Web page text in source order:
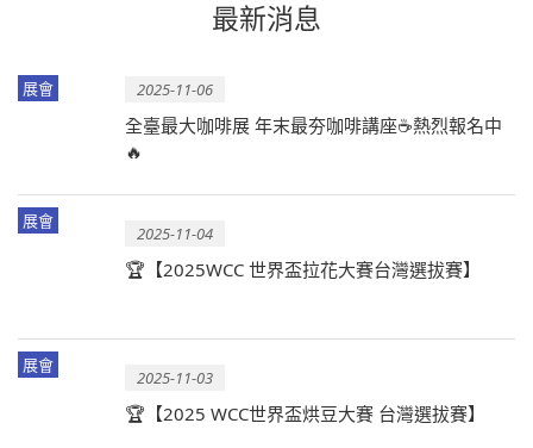
最新消息
展會 2025-11-06
全臺最大咖啡展 年末最夯咖啡講座☕熱烈報名中
🔥
展會
2025-11-04
🏆【2025WCC 世界盃拉花大賽台灣選拔賽】
展會
2025-11-03
🏆【2025 WCC世界盃烘豆大賽 台灣選拔賽】